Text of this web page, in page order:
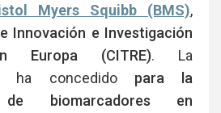
Myers Squibb (BMS),
Innovación e Investigación
Europa (CITRE). La
ha concedido para la
de biomarcadores en